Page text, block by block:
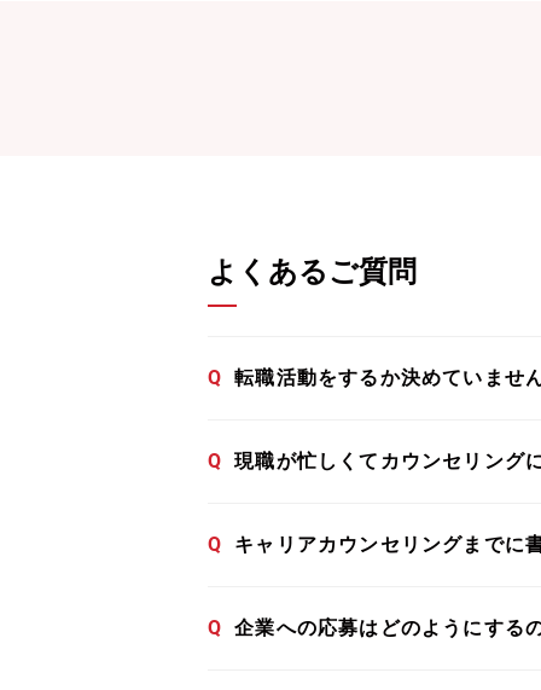
よくあるご質問
Q 転職活動をするか決めていませ
Q 現職が忙しくてカウンセリング
Q キャリアカウンセリングまでに
Q 企業への応募はどのようにする